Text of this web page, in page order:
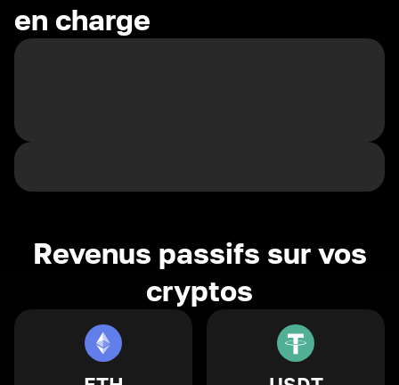
en charge
Revenus passifs sur vos
cryptos